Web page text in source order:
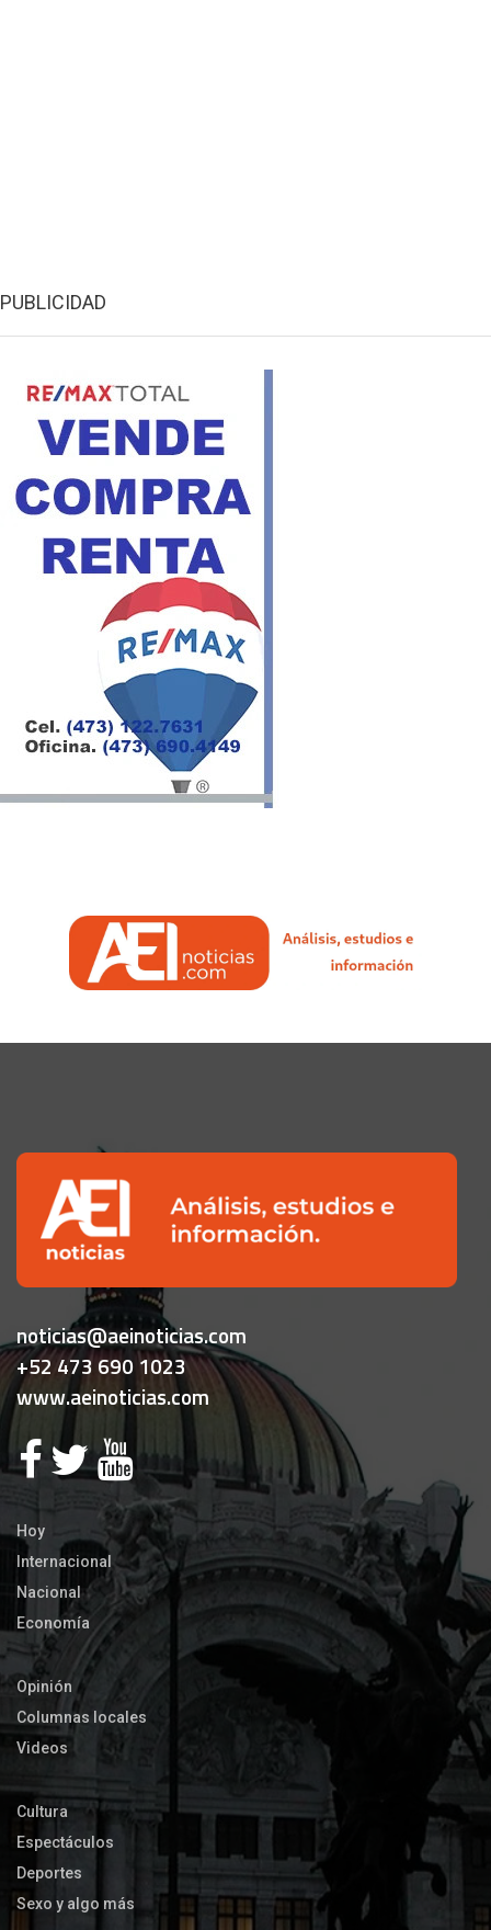
PUBLICIDAD
noticias@aeinoticias.com
+52 473 690 1023
www.aeinoticias.com
Hoy
Internacional
Nacional
Economía
Opinión
Columnas locales
Videos
Cultura
Espectáculos
Deportes
Sexo y algo más